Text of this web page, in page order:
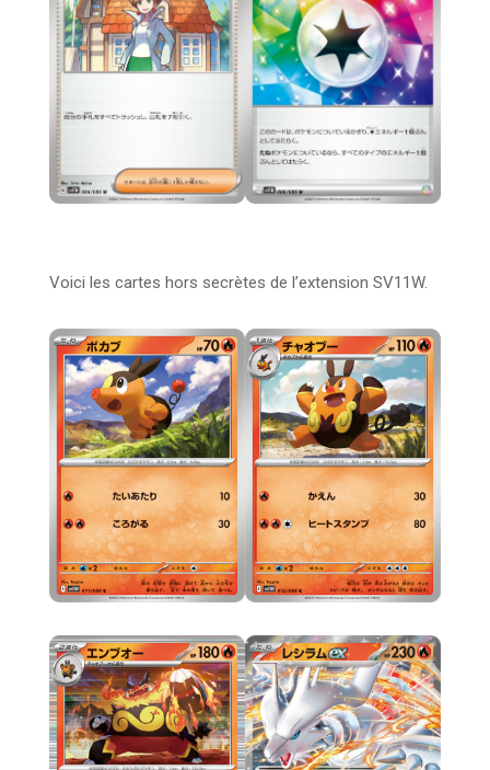
Voici les cartes hors secrètes de l’extension SV11W.